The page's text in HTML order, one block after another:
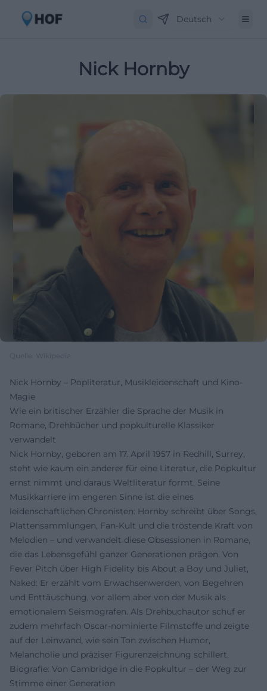
Deutsch
Nick Hornby
Quelle: Wikipedia
Nick Hornby – Popliteratur, Musikleidenschaft und Kino-
Magie
Wie ein britischer Erzähler die Sprache der Musik in
Romane, Drehbücher und popkulturelle Klassiker
verwandelt
Nick Hornby, geboren am 17. April 1957 in Redhill, Surrey,
steht wie kaum ein anderer für eine Literatur, die Popkultur
ernst nimmt und daraus Weltliteratur formt. Seine
Musikkarriere im engeren Sinne ist die eines
leidenschaftlichen Chronisten: Hornby schreibt über Songs,
Plattensammlungen, Fan-Kult und die tröstende Kraft von
Melodien – und verwandelt diese Obsessionen in Romane,
die das Lebensgefühl ganzer Generationen prägen. Von
Fever Pitch über High Fidelity bis About a Boy und Juliet,
Naked: Er erzählt vom Erwachsenwerden, von Begehren
und Enttäuschung, vor allem aber von der Musik als
emotionalem Seismografen. Als Drehbuchautor schuf er
zudem mehrfach Oscar-nominierte Filmstoffe und zeigte
auf der Leinwand, wie sein Ton zwischen Humor,
Melancholie und präziser Figurenzeichnung schillert.
Biografie: Von Cambridge in die Popkultur – der Weg zur
Stimme einer Generation